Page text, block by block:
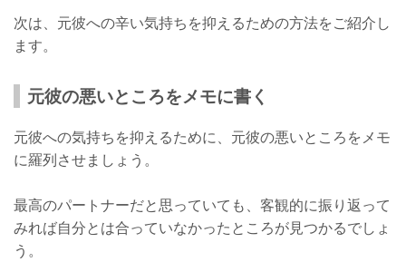
次は、元彼への辛い気持ちを抑えるための方法をご紹介し
ます。
元彼の悪いところをメモに書く
元彼への気持ちを抑えるために、元彼の悪いところをメモ
に羅列させましょう。
最高のパートナーだと思っていても、客観的に振り返って
みれば自分とは合っていなかったところが見つかるでしょ
う。